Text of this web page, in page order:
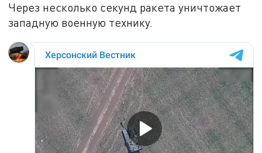
Через несколько секунд ракета уничтожает
западную военную технику.